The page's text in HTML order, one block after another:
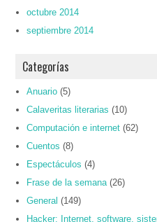
octubre 2014
septiembre 2014
Categorías
Anuario (5)
Calaveritas literarias (10)
Computación e internet (62)
Cuentos (8)
Espectáculos (4)
Frase de la semana (26)
General (149)
Hacker: Internet, software,